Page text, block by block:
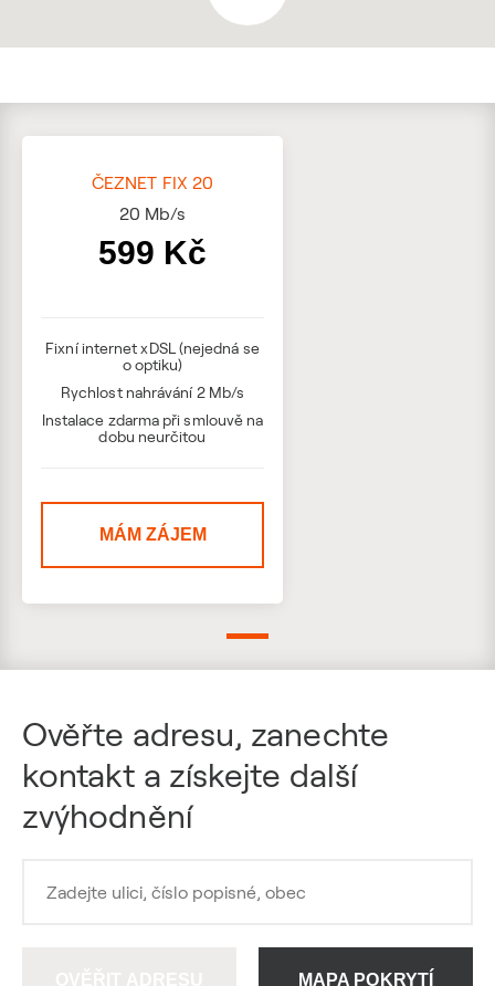
ČEZNET FIX 20
20 Mb/s
599 Kč
Fixní internet xDSL (nejedná se
o optiku)
Rychlost nahrávání 2 Mb/s
Instalace zdarma při smlouvě na
dobu neurčitou
MÁM ZÁJEM
Ověřte adresu, zanechte
kontakt a získejte další
zvýhodnění
MAPA POKRYTÍ